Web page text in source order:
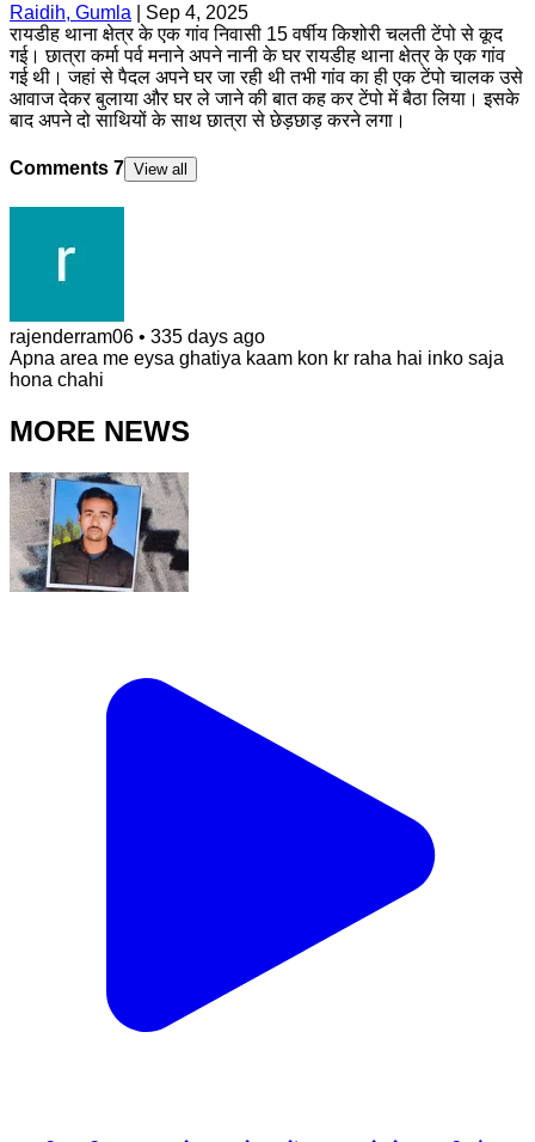
Raidih, Gumla
Sep 4, 2025
रायडीह थाना क्षेत्र के एक गांव निवासी 15 वर्षीय किशोरी चलती टेंपो से कूद
गई। छात्रा कर्मा पर्व मनाने अपने नानी के घर रायडीह थाना क्षेत्र के एक गांव
गई थी। जहां से पैदल अपने घर जा रही थी तभी गांव का ही एक टेंपो चालक उसे
आवाज देकर बुलाया और घर ले जाने की बात कह कर टेंपो में बैठा लिया। इसके
बाद अपने दो साथियों के साथ छात्रा से छेड़छाड़ करने लगा।
Comments 7 View all
rajenderram06 • 335 days ago
Apna area me eysa ghatiya kaam kon kr raha hai inko saja
hona chahi
MORE NEWS